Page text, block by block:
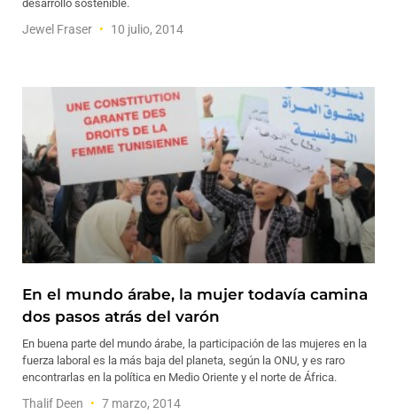
desarrollo sostenible.
Jewel Fraser 10 julio, 2014
En el mundo árabe, la mujer todavía camina
dos pasos atrás del varón
En buena parte del mundo árabe, la participación de las mujeres en la
fuerza laboral es la más baja del planeta, según la ONU, y es raro
encontrarlas en la política en Medio Oriente y el norte de África.
Thalif Deen 7 marzo, 2014